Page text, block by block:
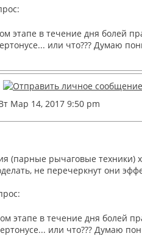
этапе в течение дня болей
или что??? Думаю
Мар 14, 2017 9:50 pm
(парные рычаговые техники)
не перечеркнут они
этапе в течение дня болей
или что??? Думаю